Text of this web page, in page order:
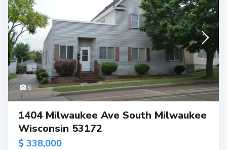
6
1404 Milwaukee Ave South Milwaukee
Wisconsin 53172
$ 338,000